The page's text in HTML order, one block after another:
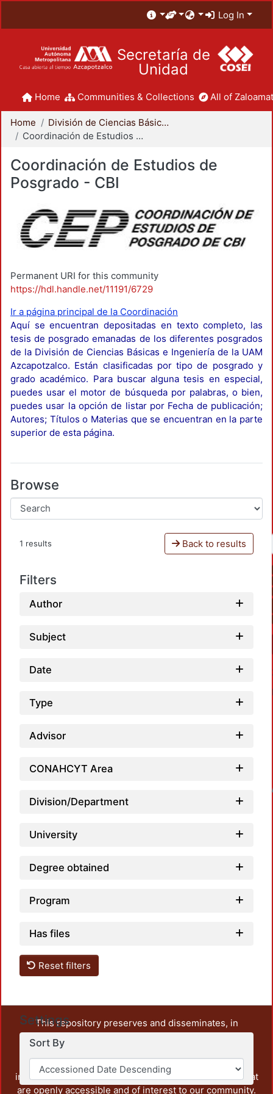
Log In
Secretaría de
Unidad
Home Communities & Collections All of
Home
División de Ciencias Básicas e Ingeniería
Coordinación de Estudios de Posgrado - CBI
Coordinación de Estudios de
Posgrado - CBI
Permanent URI for this community
https://hdl.handle.net/11191/6729
Ir a página principal de la Coordinación
Aquí se encuentran depositadas en texto completo, las
tesis de posgrado emanadas de los diferentes posgrados
de la División de Ciencias Básicas e Ingeniería de la UAM
Azcapotzalco. Están clasificadas por tipo de posgrado y
grado académico. Para buscar alguna tesis en especial,
puedes usar el motor de búsqueda por palabras, o bien,
puedes usar la opción de listar por Fecha de publicación;
Autores; Títulos o Materias que se encuentran en la parte
superior de esta página.
Browse
1 results Back to results
Filters
Author
Subject
Date
Type
Advisor
CONAHCYT Area
Division/Department
University
Degree obtained
Program
Has files
Reset filters
Settings
Sort By
This repository preserves and disseminates, in
unrestricted open access, the teaching and research
output of UAM Azcapotzalco. It also includes some
administrative and graphic documents from the
institution, as well as content from other institutions that
are openly accessible and of interest to our community.